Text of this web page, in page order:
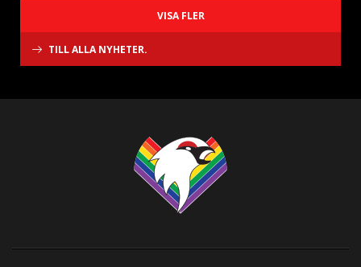
VISA FLER
TILL ALLA NYHETER.